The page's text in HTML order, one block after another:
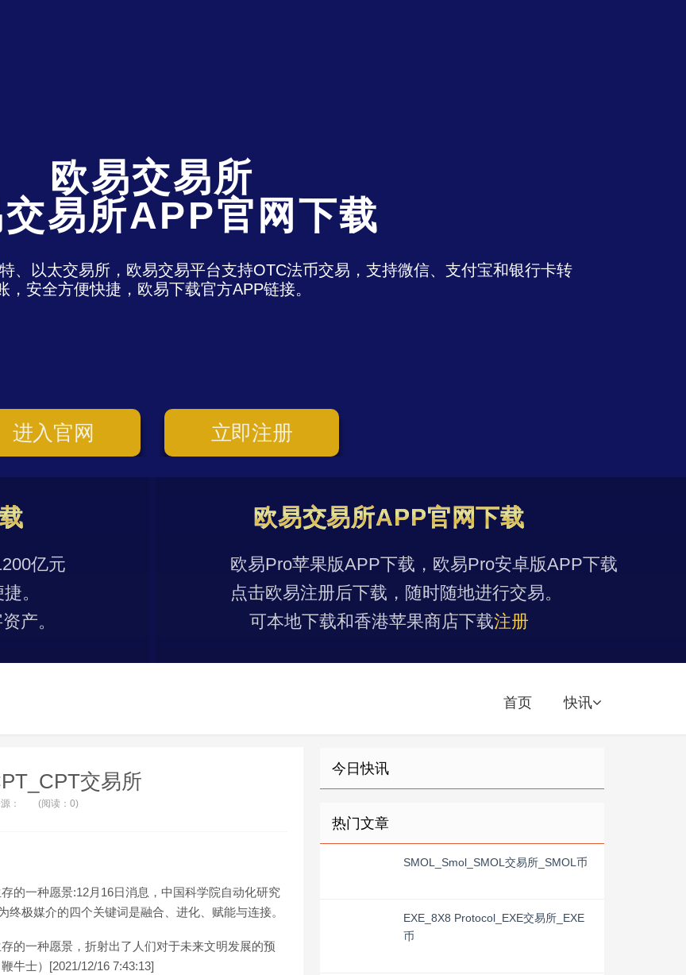
欧易交易所
交易所APP官网下载
、以太交易所，欧易交易平台支持OTC法币交易，支持微信、支付宝和银行卡转
，安全方便快捷，欧易下载官方APP链接。
进入官网 立即注册
亿元
。
产。
欧易交易所APP官网下载
欧易Pro苹果版APP下载，欧易Pro安卓版APP下载
点击欧易注册后下载，随时随地进行交易。
可本地下载和香港苹果商店下载注册
首页 快讯
交易所
： (阅读：0)
的一种愿景:12月16日消息，中国科学院自动化研究
终极媒介的四个关键词是融合、进化、赋能与连接。
的一种愿景，折射出了人们对于未来文明发展的预
牛士）[2021/12/16 7:43:13]
今日快讯
热门文章
SMOL_Smol_SMOL交易所_SMOL币
EXE_8X8 Protocol_EXE交易所_EXE
币